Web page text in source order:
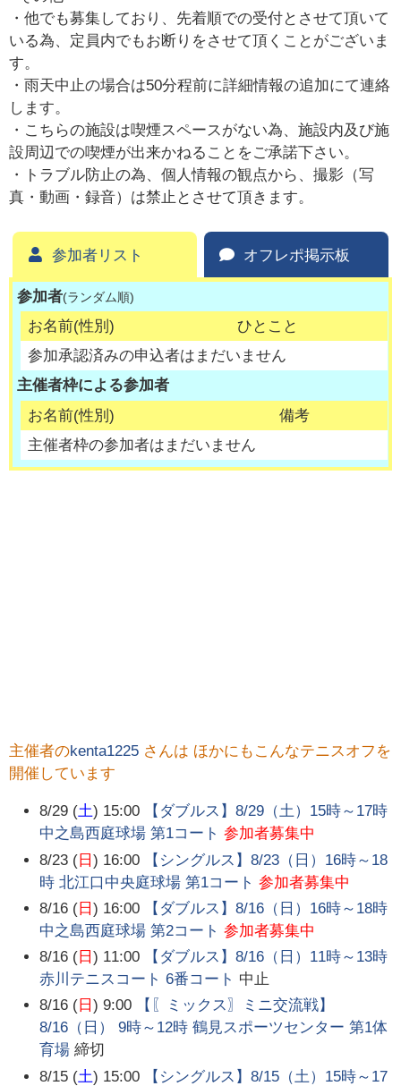
・他でも募集しており、先着順での受付とさせて頂いて
いる為、定員内でもお断りをさせて頂くことがございま
す。
・雨天中止の場合は50分程前に詳細情報の追加にて連絡
します。
・こちらの施設は喫煙スペースがない為、施設内及び施
設周辺での喫煙が出来かねることをご承諾下さい。
・トラブル防止の為、個人情報の観点から、撮影（写
真・動画・録音）は禁止とさせて頂きます。
参加者リスト オフレポ掲示板
参加者(ランダム順)
お名前(性別)
ひとこと
参加承認済みの申込者はまだいません
主催者枠による参加者
お名前(性別)
備考
主催者枠の参加者はまだいません
主催者のkenta1225 さんは ほかにもこんなテニスオフを
開催しています
8/29 (土) 15:00
【ダブルス】8/29（土）15時～17時
中之島西庭球場 第1コート 参加者募集中
8/23 ( 日) 16:00
【シングルス】8/23（日）16時～18
時 北江口中央庭球場 第1コート 参加者募集中
8/16 ( 日) 16:00
【ダブルス】8/16（日）16時～18時
中之島西庭球場 第2コート 参加者募集中
8/16 ( 日) 11:00
【ダブルス】8/16（日）11時～13時
赤川テニスコート 6番コート 中止
8/16 ( 日) 9:00
【〖ミックス〗ミニ交流戦】
8/16（日） 9時～12時 鶴見スポーツセンター 第1体
育場 締切
8/15 (土) 15:00
【シングルス】8/15（土）15時～17